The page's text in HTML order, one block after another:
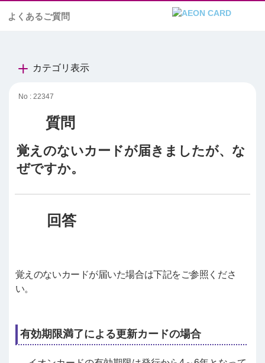
よくあるご質問
カテゴリ表示
No : 22347
覚えのないカードが届きましたが、な
ぜですか。
覚えのないカードが届いた場合は下記をご参照くださ
い。
有効期限満了による更新カードの場合